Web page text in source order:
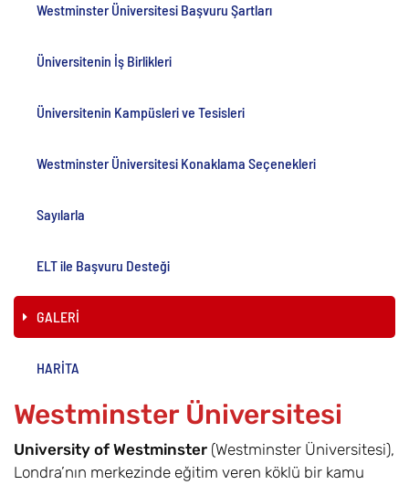
Westminster Üniversitesi Başvuru Şartları
Üniversitenin İş Birlikleri
Üniversitenin Kampüsleri ve Tesisleri
Westminster Üniversitesi Konaklama Seçenekleri
Sayılarla
ELT ile Başvuru Desteği
GALERİ
HARİTA
Westminster Üniversitesi
University of Westminster (Westminster Üniversitesi),
Londra’nın merkezinde eğitim veren köklü bir kamu